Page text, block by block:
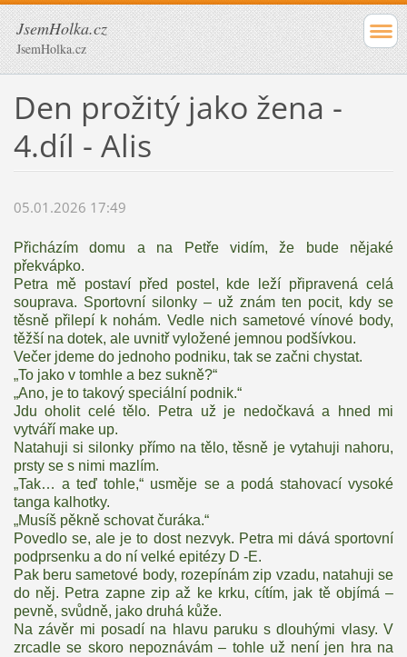
JsemHolka.cz
JsemHolka.cz
Den prožitý jako žena -
4.díl - Alis
05.01.2026 17:49
Přicházím domu a na Petře vidím, že bude nějaké
překvápko.
Petra mě postaví před postel, kde leží připravená celá
souprava. Sportovní silonky – už znám ten pocit, kdy se
těsně přilepí k nohám. Vedle nich sametové vínové body,
těžší na dotek, ale uvnitř vyložené jemnou podšívkou.
Večer jdeme do jednoho podniku, tak se začni chystat.
„To jako v tomhle a bez sukně?“
„Ano, je to takový speciální podnik.“
Jdu oholit celé tělo. Petra už je nedočkavá a hned mi
vytváří make up.
Natahuji si silonky přímo na tělo, těsně je vytahuji nahoru,
prsty se s nimi mazlím.
„Tak… a teď tohle,“ usměje se a podá stahovací vysoké
tanga kalhotky.
„Musíš pěkně schovat čuráka.“
Povedlo se, ale je to dost nezvyk. Petra mi dává sportovní
podprsenku a do ní velké epitézy D -E.
Pak beru sametové body, rozepínám zip vzadu, natahuji se
do něj. Petra zapne zip až ke krku, cítím, jak tě objímá –
pevně, svůdně, jako druhá kůže.
Na závěr mi posadí na hlavu paruku s dlouhými vlasy. V
zrcadle se skoro nepoznávám – tohle už není jen hra na